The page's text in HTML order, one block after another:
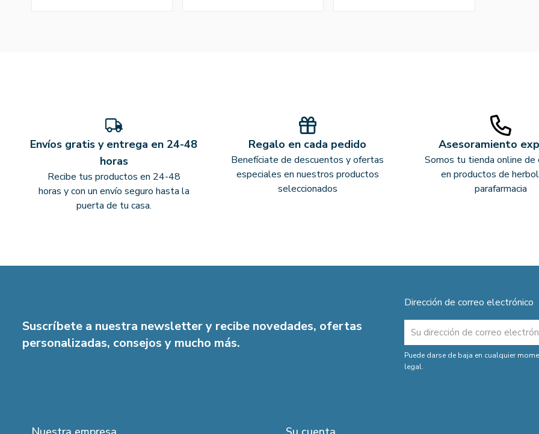
Envíos gratis y entrega en 24-48
horas
Recibe tus productos en 24-48
horas y con un envío seguro hasta la
puerta de tu casa.
Regalo en cada pedido
Benefíciate de descuentos y ofertas
especiales en nuestros productos
seleccionados
Asesoramiento
Somos tu tienda online de
en productos de
parafarmacia
Suscríbete a nuestra newsletter y recibe novedades, ofertas
personalizadas, consejos y mucho más.
Dirección de correo electrónico
Puede darse de baja en cualquier
legal.